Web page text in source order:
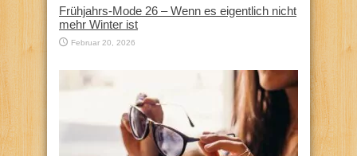
Frühjahrs-Mode 26 – Wenn es eigentlich nicht
mehr Winter ist
Februar 20, 2026